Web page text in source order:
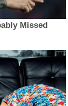
Missed